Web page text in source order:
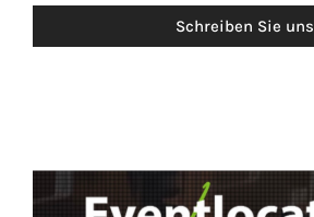
Schreiben Sie uns